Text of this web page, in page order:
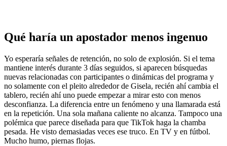
Qué haría un apostador menos ingenuo
Yo esperaría señales de retención, no solo de explosión. Si el tema
mantiene interés durante 3 días seguidos, si aparecen búsquedas
nuevas relacionadas con participantes o dinámicas del programa y
no solamente con el pleito alrededor de Gisela, recién ahí cambia el
tablero, recién ahí uno puede empezar a mirar esto con menos
desconfianza. La diferencia entre un fenómeno y una llamarada está
en la repetición. Una sola mañana caliente no alcanza. Tampoco una
polémica que parece diseñada para que TikTok haga la chamba
pesada. He visto demasiadas veces ese truco. En TV y en fútbol.
Mucho humo, piernas flojas.